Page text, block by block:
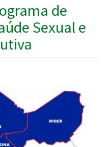
de
Sexual e